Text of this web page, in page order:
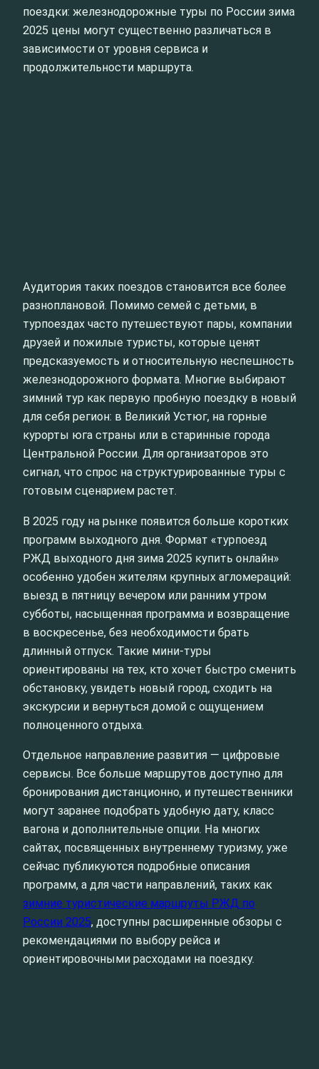
поездки: железнодорожные туры по России зима
2025 цены могут существенно различаться в
зависимости от уровня сервиса и
продолжительности маршрута.
Аудитория таких поездов становится все более
разноплановой. Помимо семей с детьми, в
турпоездах часто путешествуют пары, компании
друзей и пожилые туристы, которые ценят
предсказуемость и относительную неспешность
железнодорожного формата. Многие выбирают
зимний тур как первую пробную поездку в новый
для себя регион: в Великий Устюг, на горные
курорты юга страны или в старинные города
Центральной России. Для организаторов это
сигнал, что спрос на структурированные туры с
готовым сценарием растет.
В 2025 году на рынке появится больше коротких
программ выходного дня. Формат «турпоезд
РЖД выходного дня зима 2025 купить онлайн»
особенно удобен жителям крупных агломераций:
выезд в пятницу вечером или ранним утром
субботы, насыщенная программа и возвращение
в воскресенье, без необходимости брать
длинный отпуск. Такие мини‑туры
ориентированы на тех, кто хочет быстро сменить
обстановку, увидеть новый город, сходить на
экскурсии и вернуться домой с ощущением
полноценного отдыха.
Отдельное направление развития — цифровые
сервисы. Все больше маршрутов доступно для
бронирования дистанционно, и путешественники
могут заранее подобрать удобную дату, класс
вагона и дополнительные опции. На многих
сайтах, посвященных внутреннему туризму, уже
сейчас публикуются подробные описания
программ, а для части направлений, таких как
зимние туристические маршруты РЖД по
России 2025, доступны расширенные обзоры с
рекомендациями по выбору рейса и
ориентировочными расходами на поездку.